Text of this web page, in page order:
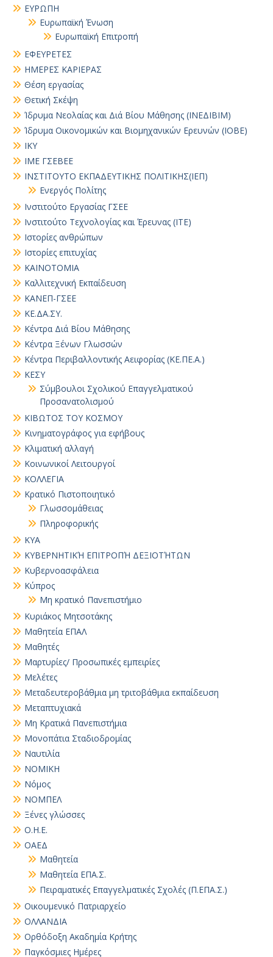
ΕΥΡΩΠΗ
Ευρωπαϊκή Ένωση
Ευρωπαϊκή Επιτροπή
ΕΦΕΥΡΕΤΕΣ
ΗΜΕΡΕΣ ΚΑΡΙΕΡΑΣ
Θέση εργασίας
Θετική Σκέψη
Ίδρυμα Νεολαίας και Διά Βίου Μάθησης (ΙΝΕΔΙΒΙΜ)
Ίδρυμα Οικονομικών και Βιομηχανικών Ερευνών (ΙΟΒΕ)
ΙΚΥ
ΙΜΕ ΓΣΕΒΕΕ
ΙΝΣΤΙΤΟΥΤΟ ΕΚΠΑΔΕΥΤΙΚΗΣ ΠΟΛΙΤΙΚΗΣ(ΙΕΠ)
Ενεργός Πολίτης
Ινστιτούτο Εργασίας ΓΣΕΕ
Ινστιτούτο Τεχνολογίας και Έρευνας (ΙΤΕ)
Ιστορίες ανθρώπων
Ιστορίες επιτυχίας
ΚΑΙΝΟΤΟΜΙΑ
Καλλιτεχνική Εκπαίδευση
ΚΑΝΕΠ-ΓΣΕΕ
ΚΕ.ΔΑ.ΣΥ.
Κέντρα Διά Βίου Μάθησης
Κέντρα Ξένων Γλωσσών
Κέντρα Περιβαλλοντικής Αειφορίας (ΚΕ.ΠΕ.Α.)
ΚΕΣΥ
Σύμβουλοι Σχολικού Επαγγελματικού
Προσανατολισμού
ΚΙΒΩΤΟΣ ΤΟΥ ΚΟΣΜΟΥ
Κινηματογράφος για εφήβους
Κλιματική αλλαγή
Κοινωνικοί Λειτουργοί
ΚΟΛΛΕΓΙΑ
Κρατικό Πιστοποιητικό
Γλωσσομάθειας
Πληροφορικής
ΚΥΑ
ΚΥΒΕΡΝΗΤΙΚΉ ΕΠΙΤΡΟΠΉ ΔΕΞΙΟΤΉΤΩΝ
Κυβερνοασφάλεια
Κύπρος
Μη κρατικό Πανεπιστήμιο
Κυριάκος Μητσοτάκης
Μαθητεία ΕΠΑΛ
Μαθητές
Μαρτυρίες/ Προσωπικές εμπειρίες
Μελέτες
Μεταδευτεροβάθμια μη τριτοβάθμια εκπαίδευση
Μεταπτυχιακά
Μη Κρατικά Πανεπιστήμια
Μονοπάτια Σταδιοδρομίας
Ναυτιλία
ΝΟΜΙΚΗ
Νόμος
ΝΟΜΠΕΛ
Ξένες γλώσσες
Ο.Η.Ε.
ΟΑΕΔ
Μαθητεία
Μαθητεία ΕΠΑ.Σ.
Πειραματικές Επαγγελματικές Σχολές (Π.ΕΠΑ.Σ.)
Οικουμενικό Πατριαρχείο
ΟΛΛΑΝΔΙΑ
Ορθόδοξη Ακαδημία Κρήτης
Παγκόσμιες Ημέρες